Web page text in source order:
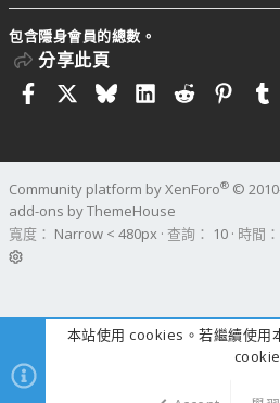
包含隱身會員的總數。
分享此頁
FacebookBlueskyLinkedIn
Reddit
Community platform by XenForo® ©
add-ons by ThemeHouse
寬度
查詢 10 時間
本站使用 cookies。若繼續使用
cookie